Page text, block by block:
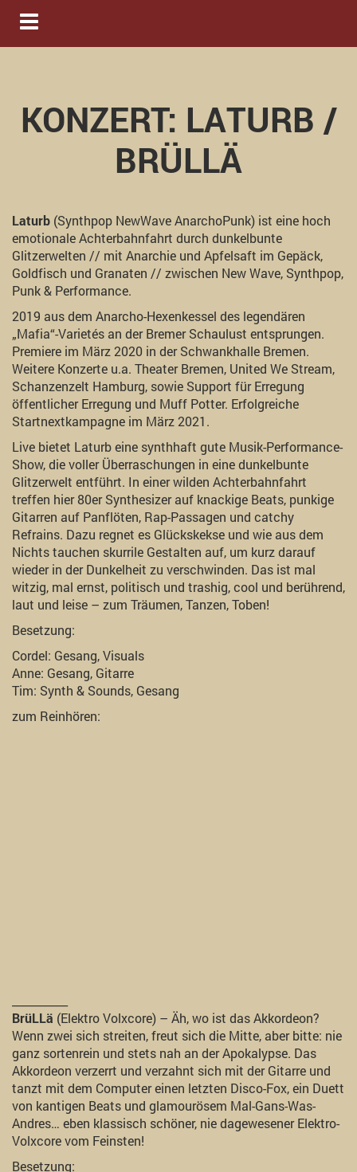
Navigation ein-/ausblenden
KONZERT: LATURB /
BRÜLLÄ
Laturb (Synthpop NewWave AnarchoPunk) ist eine hoch
emotionale Achterbahnfahrt durch dunkelbunte
Glitzerwelten // mit Anarchie und Apfelsaft im Gepäck,
Goldfisch und Granaten // zwischen New Wave, Synthpop,
Punk & Performance.
2019 aus dem Anarcho-Hexenkessel des legendären
„Mafia“-Varietés an der Bremer Schaulust entsprungen.
Premiere im März 2020 in der Schwankhalle Bremen.
Weitere Konzerte u.a. Theater Bremen, United We Stream,
Schanzenzelt Hamburg, sowie Support für Erregung
öffentlicher Erregung und Muff Potter. Erfolgreiche
Startnextkampagne im März 2021.
Live bietet Laturb eine synthhaft gute Musik-Performance-
Show, die voller Überraschungen in eine dunkelbunte
Glitzerwelt entführt. In einer wilden Achterbahnfahrt
treffen hier 80er Synthesizer auf knackige Beats, punkige
Gitarren auf Panflöten, Rap-Passagen und catchy
Refrains. Dazu regnet es Glückskekse und wie aus dem
Nichts tauchen skurrile Gestalten auf, um kurz darauf
wieder in der Dunkelheit zu verschwinden. Das ist mal
witzig, mal ernst, politisch und trashig, cool und berührend,
laut und leise – zum Träumen, Tanzen, Toben!
Besetzung:
Cordel: Gesang, Visuals
Anne: Gesang, Gitarre
Tim: Synth & Sounds, Gesang
zum Reinhören:
BrüLLä (Elektro Volxcore) – Äh, wo ist das Akkordeon?
Wenn zwei sich streiten, freut sich die Mitte, aber bitte: nie
ganz sortenrein und stets nah an der Apokalypse. Das
Akkordeon verzerrt und verzahnt sich mit der Gitarre und
tanzt mit dem Computer einen letzten Disco-Fox, ein Duett
von kantigen Beats und glamourösem Mal-Gans-Was-
Andres… eben klassisch schöner, nie dagewesener Elektro-
Volxcore vom Feinsten!
Besetzung: